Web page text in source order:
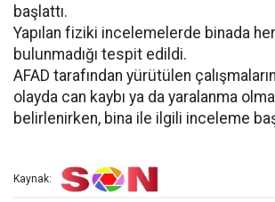
başlattı.
Yapılan fiziki incelemelerde binada
bulunmadığı tespit edildi.
AFAD tarafından yürütülen
olayda can kaybı ya da yaralanma
belirlenirken, bina ile ilgili inceleme
Kaynak: